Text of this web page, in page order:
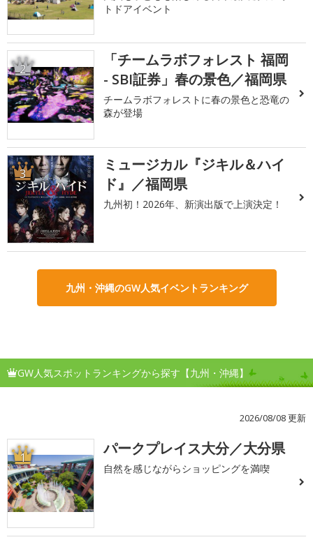
トドアイベント
2
「チームラボフォレスト 福岡
- SBI証券」春の景色／福岡県
チームラボフォレストに春の景色と恐竜の
森が登場
3
ミュージカル『ジキル＆ハイ
ド』／福岡県
九州初！2026年、新演出版で上演決定！
九州・沖縄のGW人気イベントランキング
GW人気スポットランキングから探す【九州・沖縄】
2026/08/08 更新
1 パークプレイス大分／大分県
自然を感じながらショッピングを満喫